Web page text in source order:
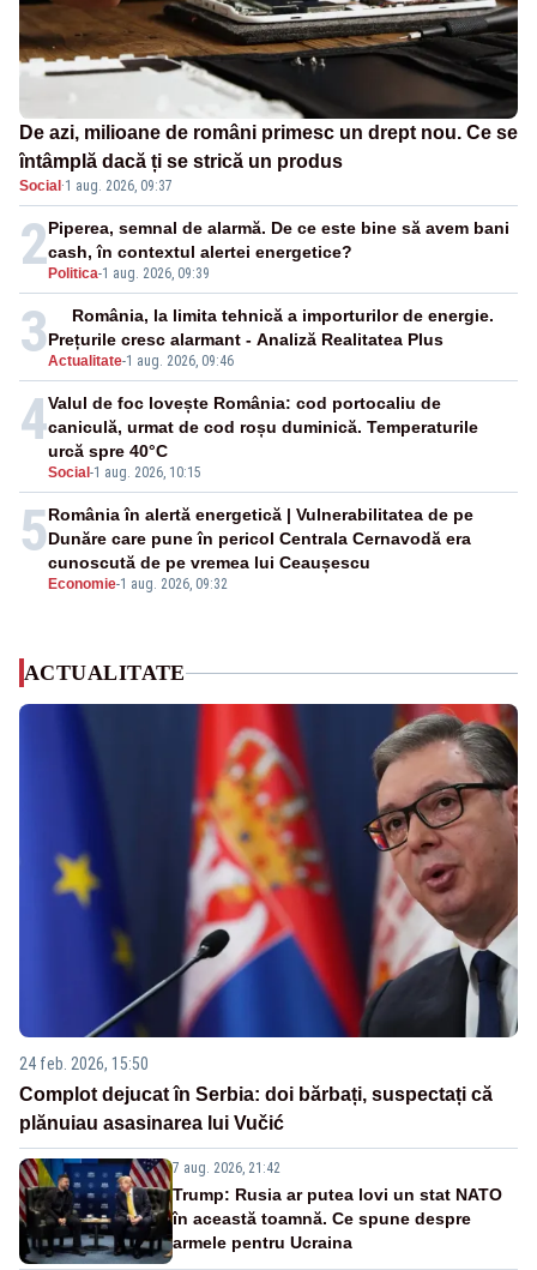
De azi, milioane de români primesc un drept nou. Ce se
întâmplă dacă ți se strică un produs
Social ·1 aug. 2026, 09:37
2 Politica-1 aug. 2026, 09:39
Piperea, semnal de alarmă. De ce este bine să avem bani
cash, în contextul alertei energetice?
3Actualitate-1 aug. 2026, 09:46
România, la limita tehnică a importurilor de energie.
Prețurile cresc alarmant - Analiză Realitatea Plus
4
Social -1 aug. 2026, 10:15
Valul de foc lovește România: cod portocaliu de
caniculă, urmat de cod roșu duminică. Temperaturile
urcă spre 40°C
5
Economie-1 aug. 2026, 09:32
România în alertă energetică | Vulnerabilitatea de pe
Dunăre care pune în pericol Centrala Cernavodă era
cunoscută de pe vremea lui Ceaușescu
ACTUALITATE
24 feb. 2026, 15:50
Complot dejucat în Serbia: doi bărbați, suspectați că
plănuiau asasinarea lui Vučić
7 aug. 2026, 21:42
Trump: Rusia ar putea lovi un stat NATO
în această toamnă. Ce spune despre
armele pentru Ucraina